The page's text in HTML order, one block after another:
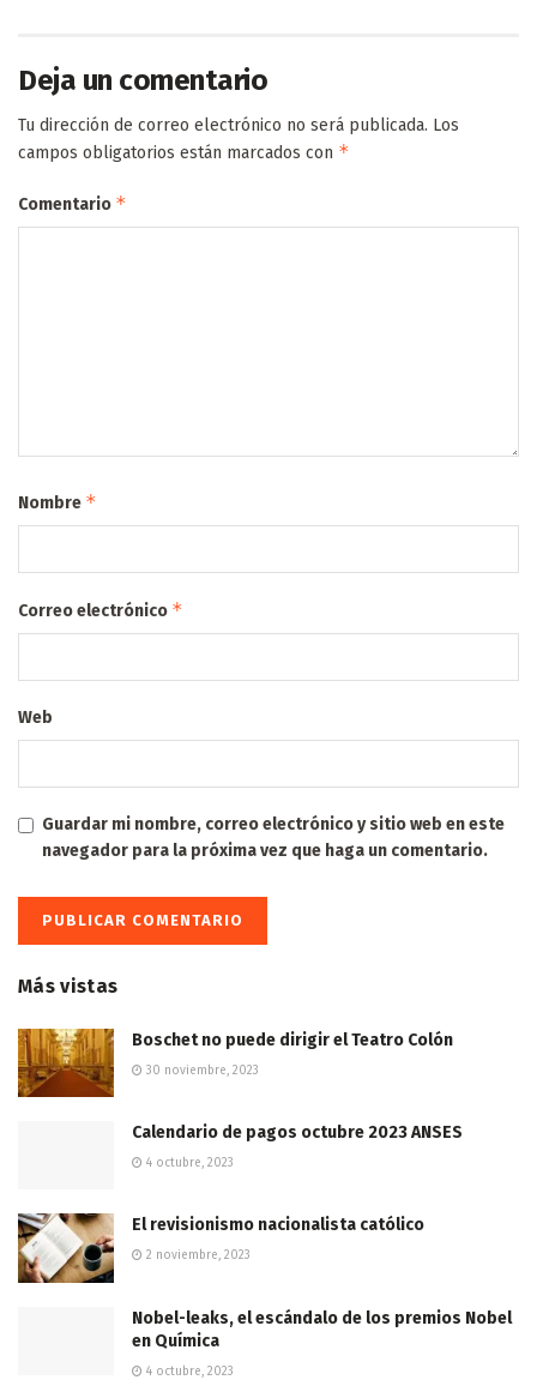
Deja un comentario
Tu dirección de correo electrónico no será publicada. Los
campos obligatorios están marcados con *
Comentario *
Nombre *
Correo electrónico *
Web
Guardar mi nombre, correo electrónico y sitio web en este
navegador para la próxima vez que haga un comentario.
Más vistas
Boschet no puede dirigir el Teatro Colón
30 noviembre, 2023
Calendario de pagos octubre 2023 ANSES
4 octubre, 2023
El revisionismo nacionalista católico
2 noviembre, 2023
Nobel-leaks, el escándalo de los premios Nobel
en Química
4 octubre, 2023